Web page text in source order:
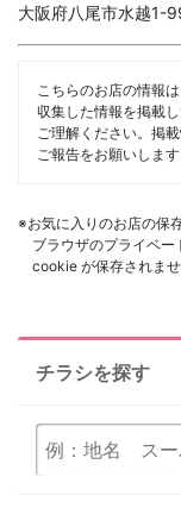
大阪府八尾市水越1-
こちらのお店の情報
収集した情報を掲載
ご理解ください。掲
ご報告をお願いします
※お気に入りのお店の保
ブラウザのプライベ
cookie が保存されま
チラシを探す